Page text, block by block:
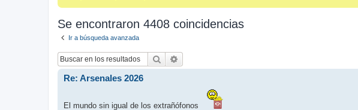
Se encontraron 4408 coincidencias
Ir a búsqueda avanzada
Buscar
Re: Arsenales 2026
El mundo sin igual de los extrañófonos